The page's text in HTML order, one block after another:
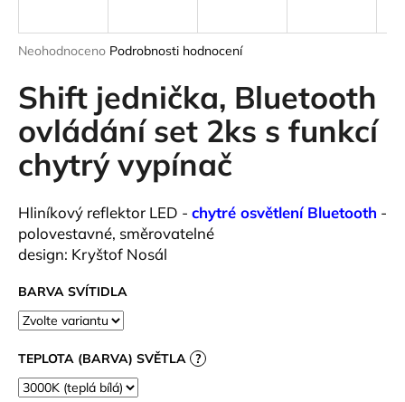
Průměrné
produktu
je
z
hvězdiček.
Neohodnoceno Podrobnosti hodnocení
Shift jednička, Bluetooth
ovládání set 2ks s funkcí
chytrý vypínač
Hliníkový reflektor LED - chytré osvětlení Bluetooth -
polovestavné, směrovatelné
design: Kryštof Nosál
BARVA SVÍTIDLA
TEPLOTA (BARVA) SVĚTLA ?
A
j
t
?
HLEDAT
D
o
p
o
r
u